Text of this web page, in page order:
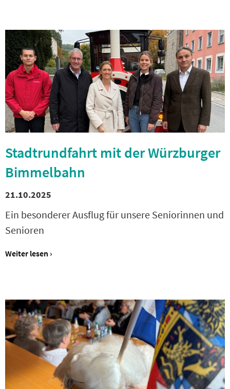
Stadtrundfahrt mit der Würzburger
Bimmelbahn
21.10.2025
Ein besonderer Ausflug für unsere Seniorinnen und
Senioren
Weiter lesen ›